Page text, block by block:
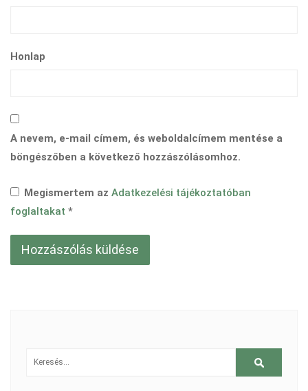
Honlap
A nevem, e-mail címem, és weboldalcímem mentése a
böngészőben a következő hozzászólásomhoz.
Megismertem az Adatkezelési tájékoztatóban
foglaltakat *